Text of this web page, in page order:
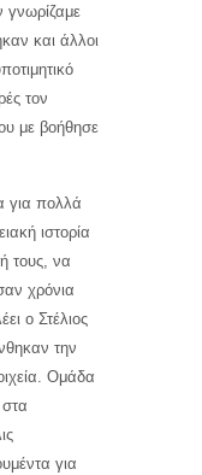
γνωρίζαμε
και άλλοι
τον
με βοήθησε
για πολλά
ιστορία
τους, να
χρόνια
ο Στέλιος
την
Ομάδα
για